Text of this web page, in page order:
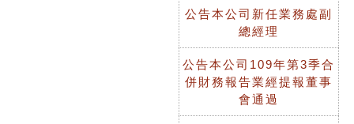
公告本公司新任業務處副
總經理
公告本公司109年第3季合
併財務報告業經提報董事
會通過